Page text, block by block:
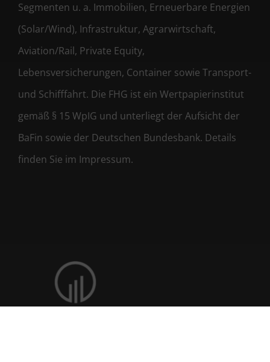
Segmenten u. a. Immobilien, Erneuerbare Energien
(Solar/Wind), Infrastruktur, Agrarwirtschaft,
Aviation/Rail, Private Equity,
Lebensversicherungen, Container sowie Transport-
und Schifffahrt. Die FHG ist ein Wertpapierinstitut
gemäß § 15 WpIG und unterliegt der Aufsicht der
BaFin sowie der Deutschen Bundesbank. Details
finden Sie im Impressum.